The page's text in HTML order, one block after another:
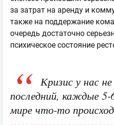
за затрат на аренду и
также на поддержание
очередь достаточно
психическое состояние
Кризис у нас
последний, каждые
мире что-то